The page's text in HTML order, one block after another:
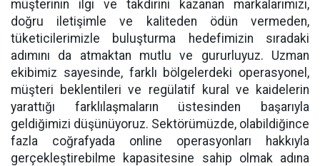
müşterinin ilgi ve takdirini kazanan markalarımızı,
doğru iletişimle ve kaliteden ödün vermeden,
tüketicilerimizle buluşturma hedefimizin sıradaki
adımını da atmaktan mutlu ve gururluyuz. Uzman
ekibimiz sayesinde, farklı bölgelerdeki operasyonel,
müşteri beklentileri ve regülatif kural ve kaidelerin
yarattığı farklılaşmaların üstesinden başarıyla
geldiğimizi düşünüyoruz. Sektörümüzde, olabildiğince
fazla coğrafyada online operasyonları hakkıyla
gerçekleştirebilme kapasitesine sahip olmak adına